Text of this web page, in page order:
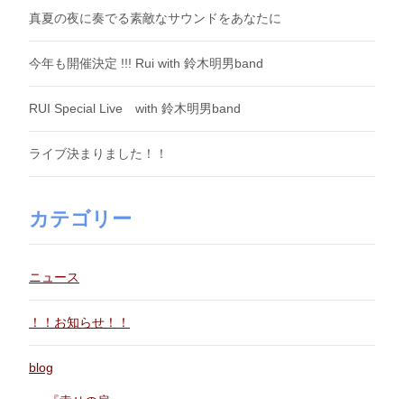
真夏の夜に奏でる素敵なサウンドをあなたに
今年も開催決定 !!! Rui with 鈴木明男band
RUI Special Live with 鈴木明男band
ライブ決まりました！！
カテゴリー
ニュース
！！お知らせ！！
blog